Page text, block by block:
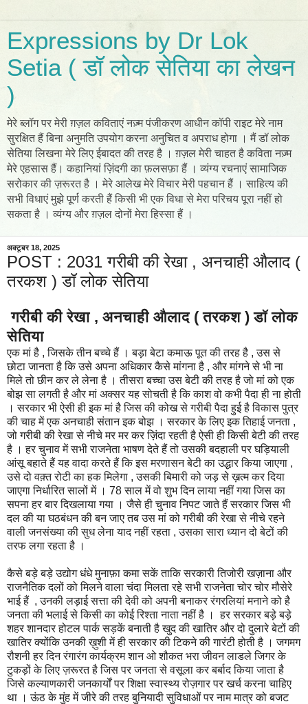
Expressions by Dr Lok
Setia ( डॉ लोक सेतिया का लेखन
)
मेरे ब्लॉग पर मेरी ग़ज़ल कविताएं नज़्म पंजीकरण आधीन कॉपी राइट मेरे नाम
सुरक्षित हैं बिना अनुमति उपयोग करना अनुचित व अपराध होगा । मैं डॉ लोक
सेतिया लिखना मेरे लिए ईबादत की तरह है । ग़ज़ल मेरी चाहत है कविता नज़्म
मेरे एहसास हैं। कहानियां ज़िंदगी का फ़लसफ़ा हैं । व्यंग्य रचनाएं सामाजिक
सरोकार की ज़रूरत है । मेरे आलेख मेरे विचार मेरी पहचान हैं । साहित्य की
सभी विधाएं मुझे पूर्ण करती हैं किसी भी एक विधा से मेरा परिचय पूरा नहीं हो
सकता है । व्यंग्य और ग़ज़ल दोनों मेरा हिस्सा हैं ।
अक्टूबर 18, 2025
POST : 2031 गरीबी की रेखा , अनचाही औलाद (
तरकश ) डॉ लोक सेतिया
गरीबी की रेखा , अनचाही औलाद ( तरकश ) डॉ लोक
सेतिया
एक मां है , जिसके तीन बच्चे हैं । बड़ा बेटा कमाऊ पूत की तरह है , उस से
छोटा जानता है कि उसे अपना अधिकार कैसे मांगना है , और मांगने से भी ना
मिले तो छीन कर ले लेना है । तीसरा बच्चा उस बेटी की तरह है जो मां को एक
बोझ सा लगती है और मां अक्सर यह सोचती है कि काश वो कभी पैदा ही ना होती
। सरकार भी ऐसी ही इक मां है जिस की कोख से गरीबी पैदा हुई है विकास पुत्र
की चाह में एक अनचाही संतान इक बोझ । सरकार के लिए इक तिहाई जनता ,
जो गरीबी की रेखा से नीचे मर मर कर ज़िंदा रहती है ऐसी ही किसी बेटी की तरह
है । हर चुनाव में सभी राजनेता भाषण देते हैं तो उसकी बदहाली पर घड़ियाली
आंसू बहाते हैं यह वादा करते हैं कि इस मरणासन बेटी का उद्धार किया जाएगा ,
उसे दो वक़्त रोटी का हक मिलेगा , उसकी बिमारी को जड़ से ख़त्म कर दिया
जाएगा निर्धारित सालों में । 78 साल में वो शुभ दिन लाया नहीं गया जिस का
सपना हर बार दिखलाया गया । जैसे ही चुनाव निपट जाते हैं सरकार जिस भी
दल की या घठबंधन की बन जाए तब उस मां को गरीबी की रेखा से नीचे रहने
वाली जनसंख्या की सुध लेना याद नहीं रहता , उसका सारा ध्यान दो बेटों की
तरफ लगा रहता है ।
कैसे बड़े बड़े उद्योग धंधे मुनाफ़ा कमा सकें ताकि सरकारी तिजोरी खज़ाना और
राजनैतिक दलों को मिलने वाला चंदा मिलता रहे सभी राजनेता चोर चोर मौसेरे
भाई हैं , उनकी लड़ाई सत्ता की देवी को अपनी बनाकर रंगरलियां मनाने को है
जनता की भलाई से किसी का कोई रिश्ता नाता नहीं है । हर सरकार बड़े बड़े
शहर शानदार होटल पार्क सड़कें बनाती है खुद की खातिर और दो दुलारे बेटों की
खातिर क्योंकि उनकी ख़ुशी में ही सरकार की टिकने की गारंटी होती है । जगमग
रौशनी हर दिन रंगारंग कार्यक्रम शान ओ शौकत भरा जीवन लाडले जिगर के
टुकड़ों के लिए ज़रूरत है जिस पर जनता से वसूला कर बर्बाद किया जाता है
जिसे कल्याणकारी जनकार्यों पर शिक्षा स्वास्थ्य रोज़गार पर खर्च करना चाहिए
था । ऊंठ के मुंह में जीरे की तरह बुनियादी सुविधाओं पर नाम मात्र को बजट